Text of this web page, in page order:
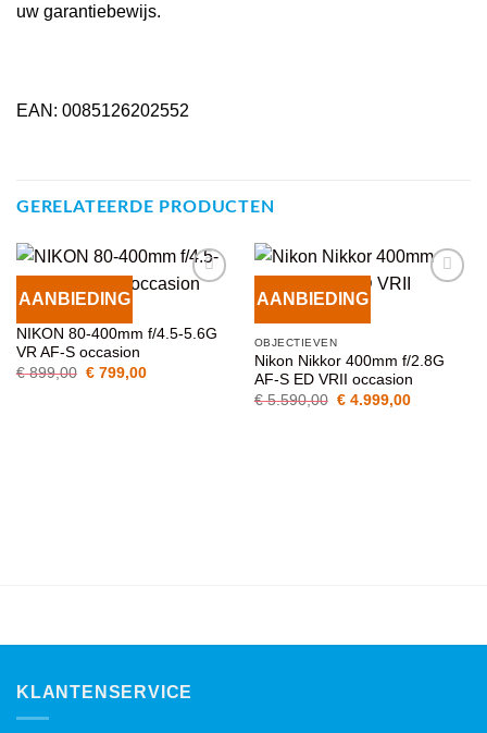
uw garantiebewijs.
EAN: 0085126202552
GERELATEERDE PRODUCTEN
AANBIEDINGVOEG TOE
WENSENLIJST
NIKON 80-400mm f/4.5-5.6G
VR AF-S occasion
€899,00 Oorspronkelijke
€799,00Huidige
AANBIEDINGVOEG TOE
OBJECTIEVEN
Nikon Nikkor 400mm f/2.8G
AF-S ED VRII occasion
€5.590,00 Oorspronkelijke
€4.999,00Huidige
KLANTENSERVICE